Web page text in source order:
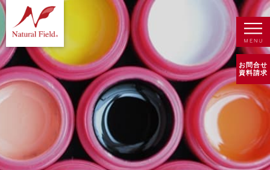
お問合せ
資料請求